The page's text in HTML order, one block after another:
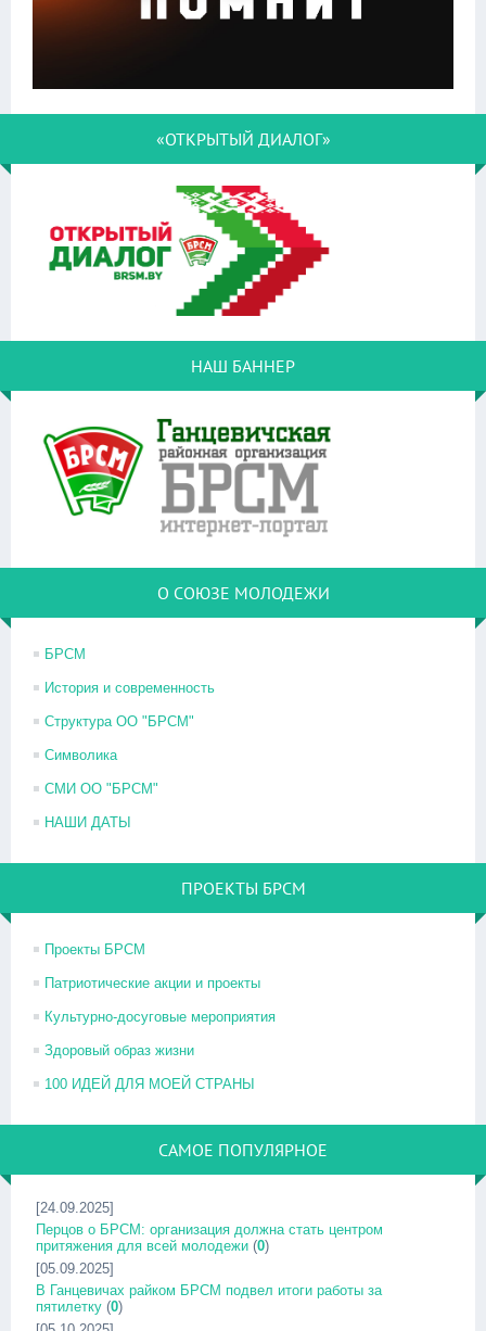
«ОТКРЫТЫЙ ДИАЛОГ»
НАШ БАННЕР
О СОЮЗЕ МОЛОДЕЖИ
БРСМ
История и современность
Структура ОО "БРСМ"
Символика
СМИ ОО "БРСМ"
НАШИ ДАТЫ
ПРОЕКТЫ БРСМ
Проекты БРСМ
Патриотические акции и проекты
Культурно-досуговые мероприятия
Здоровый образ жизни
100 ИДЕЙ ДЛЯ МОЕЙ СТРАНЫ
САМОЕ ПОПУЛЯРНОЕ
[24.09.2025]
Перцов о БРСМ: организация должна стать центром
притяжения для всей молодежи (0)
[05.09.2025]
В Ганцевичах райком БРСМ подвел итоги работы за
пятилетку (0)